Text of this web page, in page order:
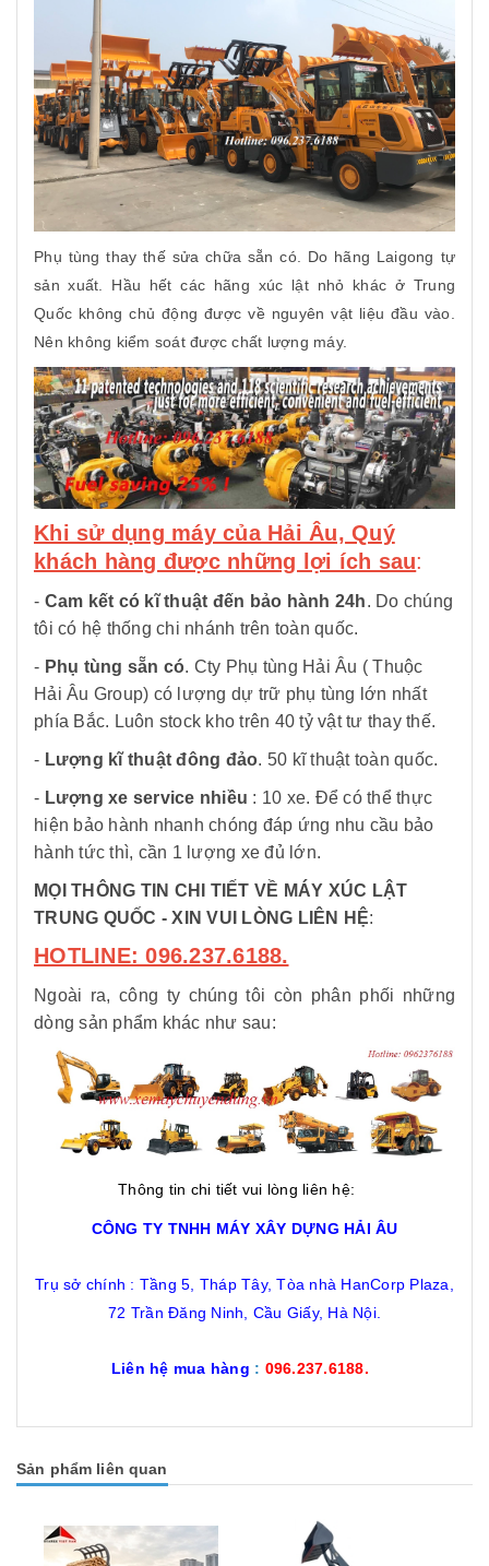
Phụ tùng thay thế sửa chữa sẵn có. Do hãng Laigong tự
sản xuất. Hầu hết các hãng xúc lật nhỏ khác ở Trung
Quốc không chủ động được về nguyên vật liệu đầu vào.
Nên không kiểm soát được chất lượng máy.
Khi sử dụng máy của Hải Âu, Quý
khách hàng được những lợi ích sau:
- Cam kết có kĩ thuật đến bảo hành 24h. Do chúng
tôi có hệ thống chi nhánh trên toàn quốc.
- Phụ tùng sẵn có. Cty Phụ tùng Hải Âu ( Thuộc
Hải Âu Group) có lượng dự trữ phụ tùng lớn nhất
phía Bắc. Luôn stock kho trên 40 tỷ vật tư thay thế.
- Lượng kĩ thuật đông đảo. 50 kĩ thuật toàn quốc.
- Lượng xe service nhiều : 10 xe. Để có thể thực
hiện bảo hành nhanh chóng đáp ứng nhu cầu bảo
hành tức thì, cần 1 lượng xe đủ lớn.
MỌI THÔNG TIN CHI TIẾT VỀ MÁY XÚC LẬT
TRUNG QUỐC - XIN VUI LÒNG LIÊN HỆ:
HOTLINE: 096.237.6188.
Ngoài ra, công ty chúng tôi còn phân phối những
dòng sản phẩm khác như sau:
Thông tin chi tiết vui lòng liên hệ:
CÔNG TY TNHH MÁY XÂY DỰNG HẢI ÂU
Trụ sở chính : Tầng 5, Tháp Tây, Tòa nhà HanCorp Plaza,
72 Trần Đăng Ninh, Cầu Giấy, Hà Nội.
Liên hệ mua hàng : 096.237.6188.
Sản phẩm liên quan